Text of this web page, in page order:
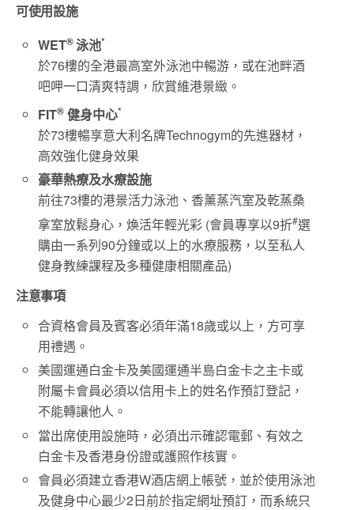
可使用設施
WET®泳池*
於76樓的全港最高室外泳池中暢游，或在池畔酒
吧呷一口清爽特調，欣賞維港景緻。
FIT® 健身中心*
於73樓暢享意大利名牌Technogym的先進器材，
高效強化健身效果
豪華熱療及水療設施
前往73樓的港景活力泳池、香薰蒸汽室及乾蒸桑
拿室放鬆身心，煥活年輕光彩 (會員專享以9折#選
購由一系列90分鐘或以上的水療服務，以至私人
健身教練課程及多種健康相關產品)
注意事項
合資格會員及賓客必須年滿18歲或以上，方可享
用禮遇。
美國運通白金卡及美國運通半島白金卡之主卡或
附屬卡會員必須以信用卡上的姓名作預訂登記，
不能轉讓他人。
當出席使用設施時，必須出示確認電郵、有效之
白金卡及香港身份證或護照作核實。
會員必須建立香港W酒店網上帳號，並於使用泳池
及健身中心最少2日前於指定網址預訂，而系統只